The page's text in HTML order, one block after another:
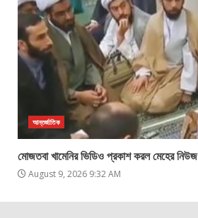
আন্তর্জাতিক
মোজতবা খামেনির ভিডিও প্রকাশ করল মেহের নিউজ
August 9, 2026 9:32 AM